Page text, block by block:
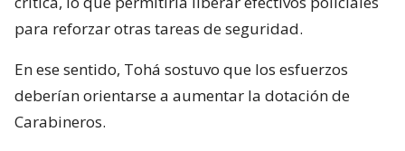
para reforzar otras tareas de seguridad.
En ese sentido, Tohá sostuvo que los esfuerzos
deberían orientarse a aumentar la dotación de
Carabineros.